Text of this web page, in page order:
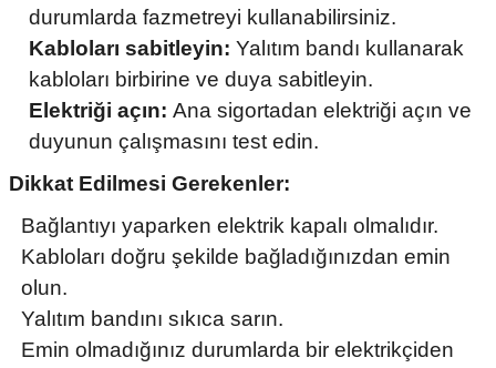
durumlarda fazmetreyi kullanabilirsiniz.
Kabloları sabitleyin: Yalıtım bandı kullanarak
kabloları birbirine ve duya sabitleyin.
Elektriği açın: Ana sigortadan elektriği açın ve
duyunun çalışmasını test edin.
Dikkat Edilmesi Gerekenler:
Bağlantıyı yaparken elektrik kapalı olmalıdır.
Kabloları doğru şekilde bağladığınızdan emin
olun.
Yalıtım bandını sıkıca sarın.
Emin olmadığınız durumlarda bir elektrikçiden